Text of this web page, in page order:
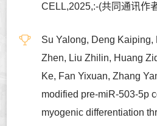
CELL,2025,:-(共同通讯作
Su Yalong, Deng Kaiping,
Zhen, Liu Zhilin, Huang
Ke, Fan Yixuan, Zhang
modified pre-miR-503-5p
myogenic differentiation